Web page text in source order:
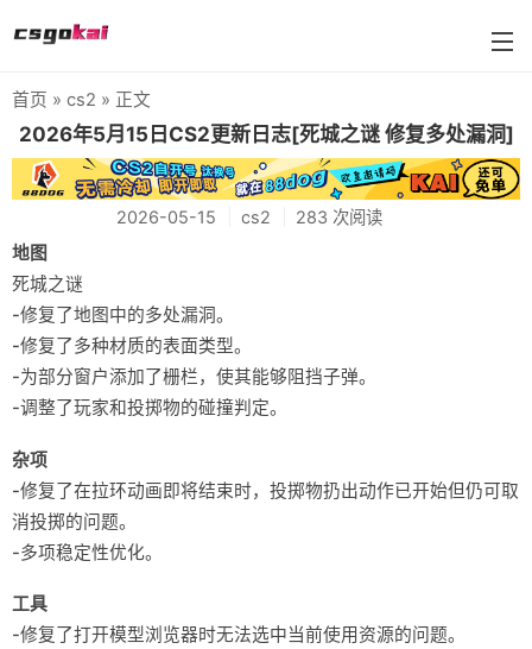
farmskins
88dog
flamecases
首页 » cs2 » 正文
2026年5月15日CS2更新日志[死城之谜 修复多处漏洞]
2026-05-15 cs2 283 次阅读
地图
死城之谜
-修复了地图中的多处漏洞。
-修复了多种材质的表面类型。
-为部分窗户添加了栅栏，使其能够阻挡子弹。
-调整了玩家和投掷物的碰撞判定。
杂项
-修复了在拉环动画即将结束时，投掷物扔出动作已开始但仍可取
消投掷的问题。
-多项稳定性优化。
工具
-修复了打开模型浏览器时无法选中当前使用资源的问题。